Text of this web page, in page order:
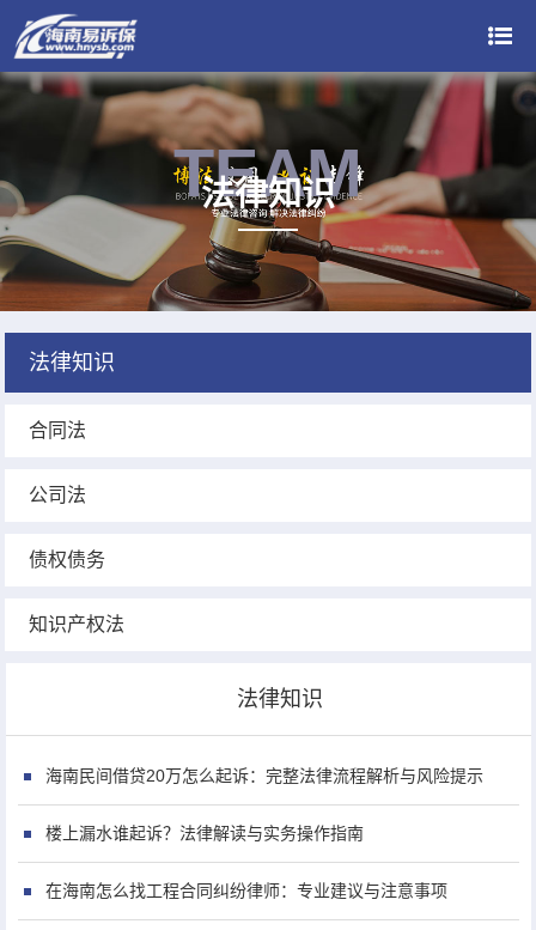
TEAM
法律知识
法律知识
合同法
公司法
债权债务
知识产权法
法律知识
海南民间借贷20万怎么起诉：完整法律流程解析与风险提示
楼上漏水谁起诉？法律解读与实务操作指南
在海南怎么找工程合同纠纷律师：专业建议与注意事项